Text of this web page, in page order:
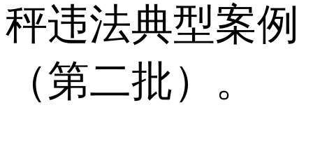
秤违法典型案例
（第二批）。